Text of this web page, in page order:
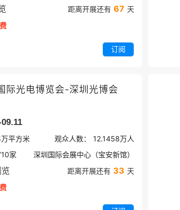
距离开展还有 67 天
订阅
际光电博览会-深圳光博会
万平方米 观众人数： 12.1458万人
家 深圳国际会展中心（宝安新馆）
距离开展还有 33 天